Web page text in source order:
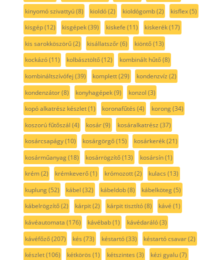
kinyomó szivattyú(8) kioldó(2) kioldógomb(2) kisflex(5)
kisgép(12) kisgépek(39) kiskefe (11) kiskerék(17)
kis sarokköszörű(2) kisállatszőr(6) kiöntő(13)
kockázó(11) kolbásztöltő(12) kombinált hűtő(8)
kombináltszívófej (39) komplett(29) kondenzvíz (2)
kondenzátor(8) konyhagépek(9) konzol (3)
kopó alkatrész készlet(1) koronafűtés (4) korong(34)
koszorú fűtőszál (4) kosár(9) kosáralkatrész (37)
kosárcsapágy(10) kosárgörgő(15) kosárkerék(21)
kosárműanyag(18) kosárrögzítő(13) kosársín(1)
krém(2) krémkeverő(1) krómozott(2) kulacs (13)
kuplung(52) kábel (32) kábeldob(8) kábelköteg(5)
kábelrögzítő(2) kárpit(2) kárpit tisztító(8) kávé (1)
kávéautomata (176) kávébab(1) kávédaráló(3)
kávéfőző(207) kés (73) késtartó(33) késtartó csavar(2)
készlet(106) kétkörös (1) kétszintes (3) kézi gyalu(7)